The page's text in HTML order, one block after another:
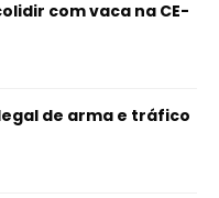
com vaca na CE-
de arma e tráfico